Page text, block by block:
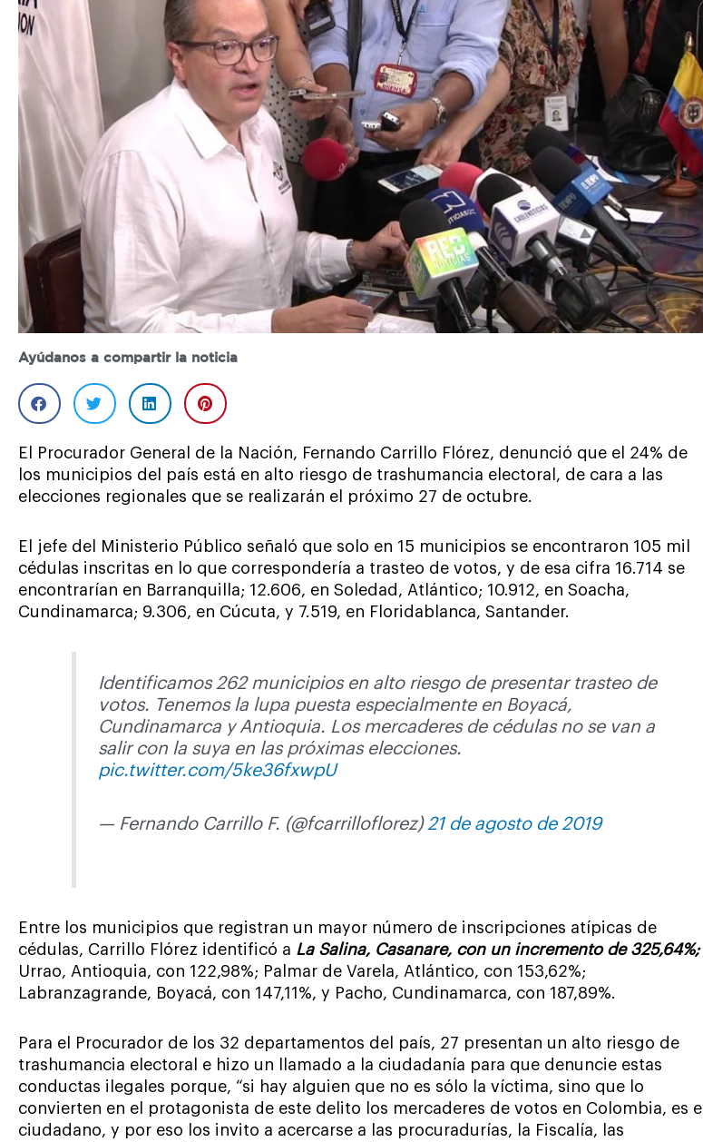
Ayúdanos a compartir la noticia
El Procurador General de la Nación, Fernando Carrillo Flórez, denunció que el 24% de
los municipios del país está en alto riesgo de trashumancia electoral, de cara a las
elecciones regionales que se realizarán el próximo 27 de octubre.
El jefe del Ministerio Público señaló que solo en 15 municipios se encontraron 105 mil
cédulas inscritas en lo que correspondería a trasteo de votos, y de esa cifra 16.714 se
encontrarían en Barranquilla; 12.606, en Soledad, Atlántico; 10.912, en Soacha,
Cundinamarca; 9.306, en Cúcuta, y 7.519, en Floridablanca, Santander.
Identificamos 262 municipios en alto riesgo de presentar trasteo de
votos. Tenemos la lupa puesta especialmente en Boyacá,
Cundinamarca y Antioquia. Los mercaderes de cédulas no se van a
salir con la suya en las próximas elecciones.
pic.twitter.com/5ke36fxwpU
— Fernando Carrillo F. (@fcarrilloflorez) 21 de agosto de 2019
Entre los municipios que registran un mayor número de inscripciones atípicas de
cédulas, Carrillo Flórez identificó a La Salina, Casanare, con un incremento de 325,64%;
Urrao, Antioquia, con 122,98%; Palmar de Varela, Atlántico, con 153,62%;
Labranzagrande, Boyacá, con 147,11%, y Pacho, Cundinamarca, con 187,89%.
Para el Procurador de los 32 departamentos del país, 27 presentan un alto riesgo de
trashumancia electoral e hizo un llamado a la ciudadanía para que denuncie estas
conductas ilegales porque, “si hay alguien que no es sólo la víctima, sino que lo
convierten en el protagonista de este delito los mercaderes de votos en Colombia, es el
ciudadano, y por eso los invito a acercarse a las procuradurías, la Fiscalía, las